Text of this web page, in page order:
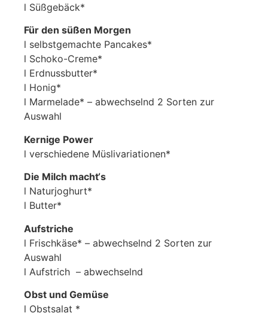
l Süßgebäck*
Für den süßen Morgen
l selbstgemachte Pancakes*
l Schoko-Creme*
l Erdnussbutter*
l Honig*
l Marmelade* – abwechselnd 2 Sorten zur
Auswahl
Kernige Power
l verschiedene Müslivariationen*
Die Milch macht‘s
l Naturjoghurt*
l Butter*
Aufstriche
l Frischkäse* – abwechselnd 2 Sorten zur
Auswahl
l Aufstrich – abwechselnd
Obst und Gemüse
l Obstsalat *